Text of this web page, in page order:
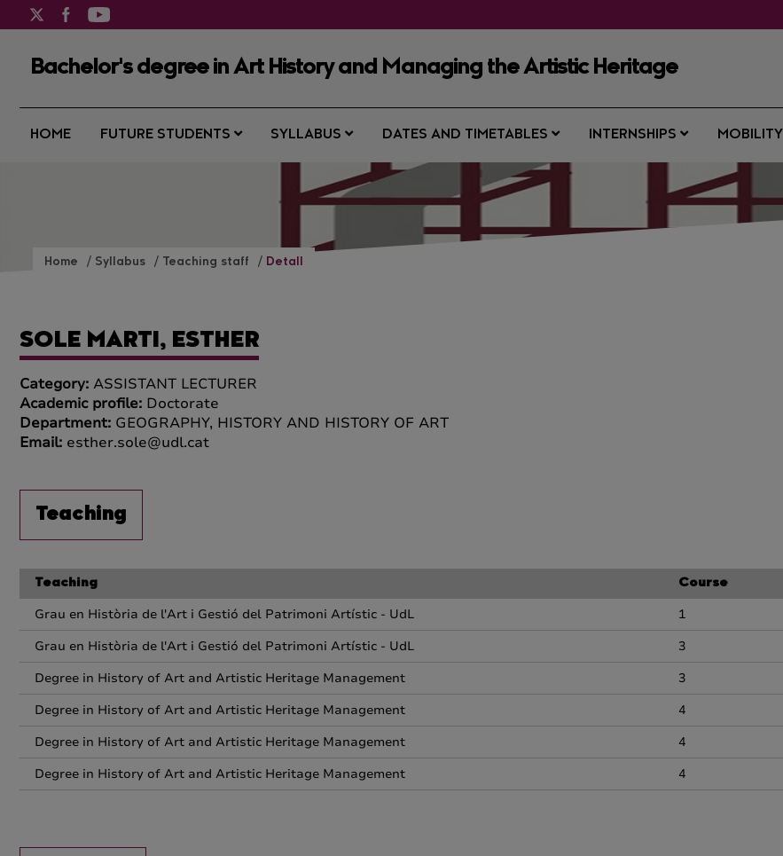
Bachelor's degree in Art History and Managing the Artistic Heritage
HOME FUTURE STUDENTS SYLLABUS DATES AND TIMETABLES INTERNSHIPS MOBILITY
Home Syllabus Teaching staff Detall
SOLE MARTI, ESTHER
Category: ASSISTANT LECTURER
Academic profile: Doctorate
Department: GEOGRAPHY, HISTORY AND HISTORY OF ART
Email: esther.sole@udl.cat
Teaching
Teaching Course
Grau en Història de l'Art i Gestió del Patrimoni Artístic - UdL 1
Grau en Història de l'Art i Gestió del Patrimoni Artístic - UdL
3
Degree in History of Art and Artistic Heritage Management
3
Degree in History of Art and Artistic Heritage Management
4
Degree in History of Art and Artistic Heritage Management
4
Degree in History of Art and Artistic Heritage Management
4